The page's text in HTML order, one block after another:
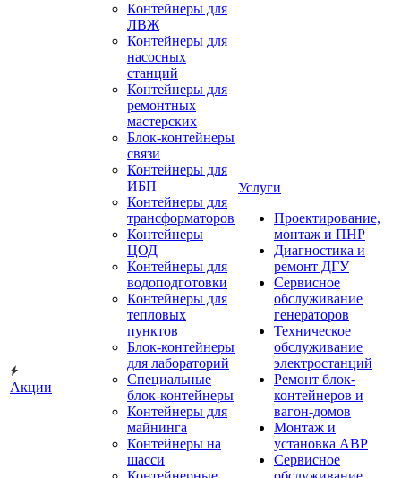
Акции
Контейнеры для
ЛВЖ
Контейнеры для
насосных
станций
Контейнеры для
ремонтных
мастерских
Блок-контейнеры
связи
Контейнеры для
ИБП
Контейнеры для
трансформаторов
Контейнеры
ЦОД
Контейнеры для
водоподготовки
Контейнеры для
тепловых
пунктов
Блок-контейнеры
для лабораторий
Специальные
блок-контейнеры
Контейнеры для
майнинга
Контейнеры на
шасси
Услуги
Проектирование,
монтаж и ПНР
Диагностика и
ремонт ДГУ
Сервисное
обслуживание
генераторов
Техническое
обслуживание
электростанций
Ремонт блок-
контейнеров и
вагон-домов
Монтаж и
установка АВР
Сервисное